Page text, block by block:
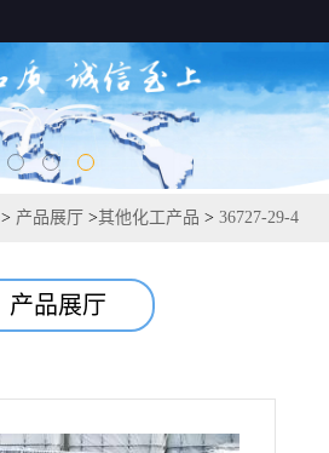
> 产品展厅 >其他化工产品 > 36727-29-4
产品展厅